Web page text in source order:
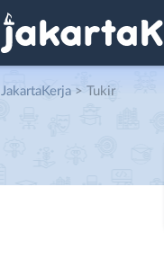
JakartaKerja > Tukir